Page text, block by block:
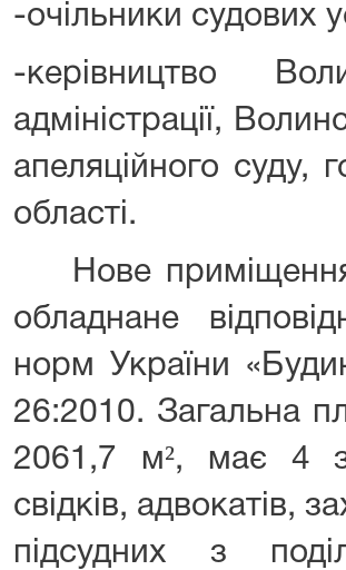
-очільники судових
-керівництво
адміністрації,
апеляційного суду,
області.
Нове приміщення
обладнане
норм України
26:2010. Загальна
2061,7 м², має 4
свідків, адвокатів,
підсудних з